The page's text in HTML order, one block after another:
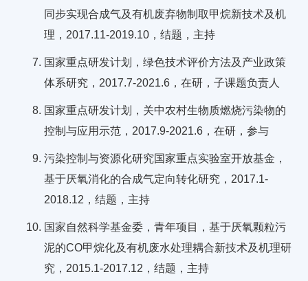
同步实现合成气及有机废弃物制取甲烷新技术及机
理，2017.11-2019.10，结题，主持
国家重点研发计划，绿色技术评价方法及产业政策
体系研究，2017.7-2021.6，在研，子课题负责人
国家重点研发计划，关中农村生物质燃烧污染物的
控制与应用示范，2017.9-2021.6，在研，参与
污染控制与资源化研究国家重点实验室开放基金，
基于厌氧消化的合成气定向转化研究，2017.1-
2018.12，结题，主持
国家自然科学基金委，青年项目，基于厌氧颗粒污
泥的CO甲烷化及有机废水处理耦合新技术及机理研
究，2015.1-2017.12，结题，主持